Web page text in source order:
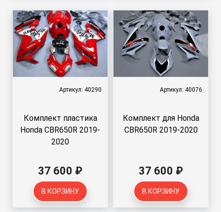
Артикул: 40290
Комплект пластика
Honda CBR650R 2019-
2020
37 600 ₽
В КОРЗИНУ
Артикул: 40076
Комплект для Honda
CBR650R 2019-2020
37 600 ₽
В КОРЗИНУ